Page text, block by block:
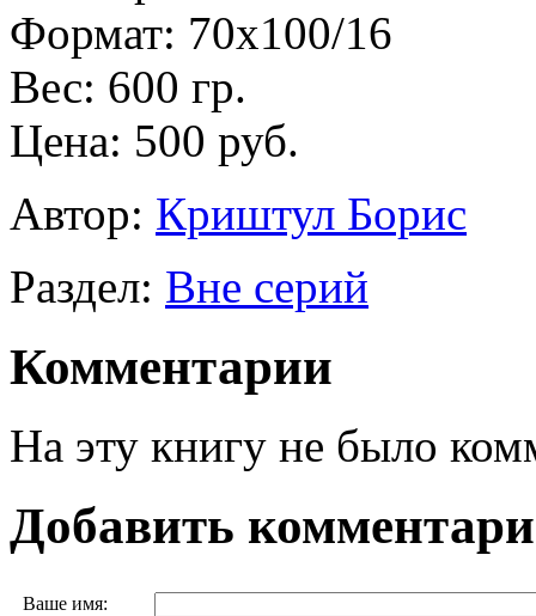
Формат: 70х100/16
Вес: 600 гр.
Цена: 500 руб.
Автор: Криштул Борис
Раздел: Вне серий
Комментарии
На эту книгу не было
Добавить
Ваше имя: